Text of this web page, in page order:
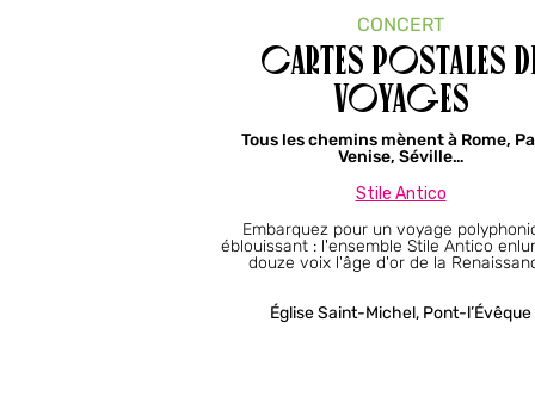
CONCERT
CARTES POSTALES
VOYAGES
Tous les chemins mènent à Rome,
Venise, Séville…
Stile Antico​​​​​​​​​​​​
Embarquez pour un voyage
éblouissant : l'ensemble Stile Antico
douze voix l'âge d'or de la
Église Saint-Michel, Pont-l’Évêque